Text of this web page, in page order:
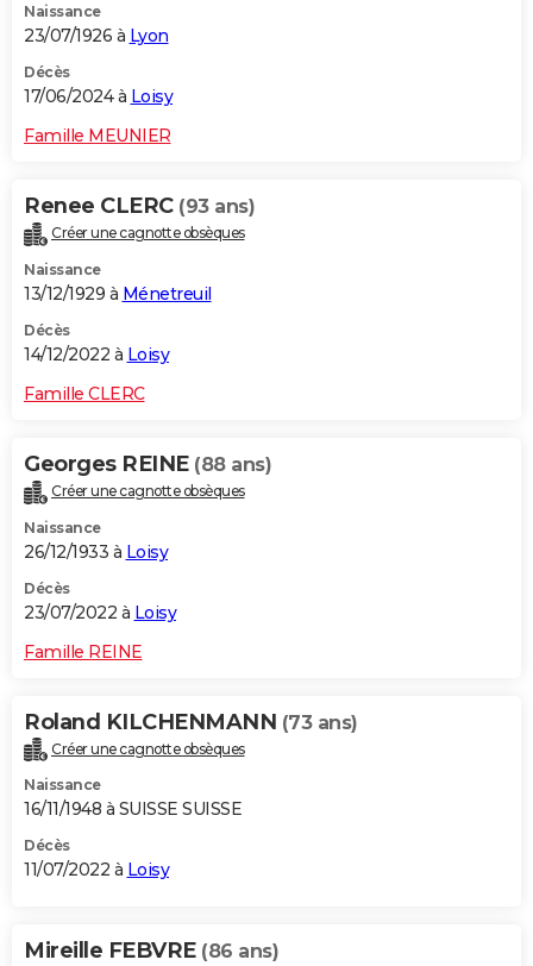
Dictionnaire
Biographies
Citations
Expressions
Proverbes
PROGRAMME TV
COPAINS D'AVANT
S'inscrire
Se connecter
Lycées
Collèges
Primaires
Universités
Entreprises
Service militaire
Avis de recherche
AVIS DE DÉCÈS
Bricolage
Lifestyle
Culture
Sport
Auto
Television
Voyage
Cinema
Naissance
23/07/1926 à Lyon
Décès
17/06/2024 à Loisy
Famille MEUNIER
Renee CLERC (93 ans)
Créer une cagnotte obsèques
Naissance
13/12/1929 à Ménetreuil
Décès
14/12/2022 à Loisy
Famille CLERC
Georges REINE (88 ans)
Créer une cagnotte obsèques
Naissance
26/12/1933 à Loisy
Décès
23/07/2022 à Loisy
Famille REINE
Roland KILCHENMANN (73 ans)
Créer une cagnotte obsèques
Naissance
16/11/1948 à SUISSE SUISSE
Décès
11/07/2022 à Loisy
Mireille FEBVRE (86 ans)